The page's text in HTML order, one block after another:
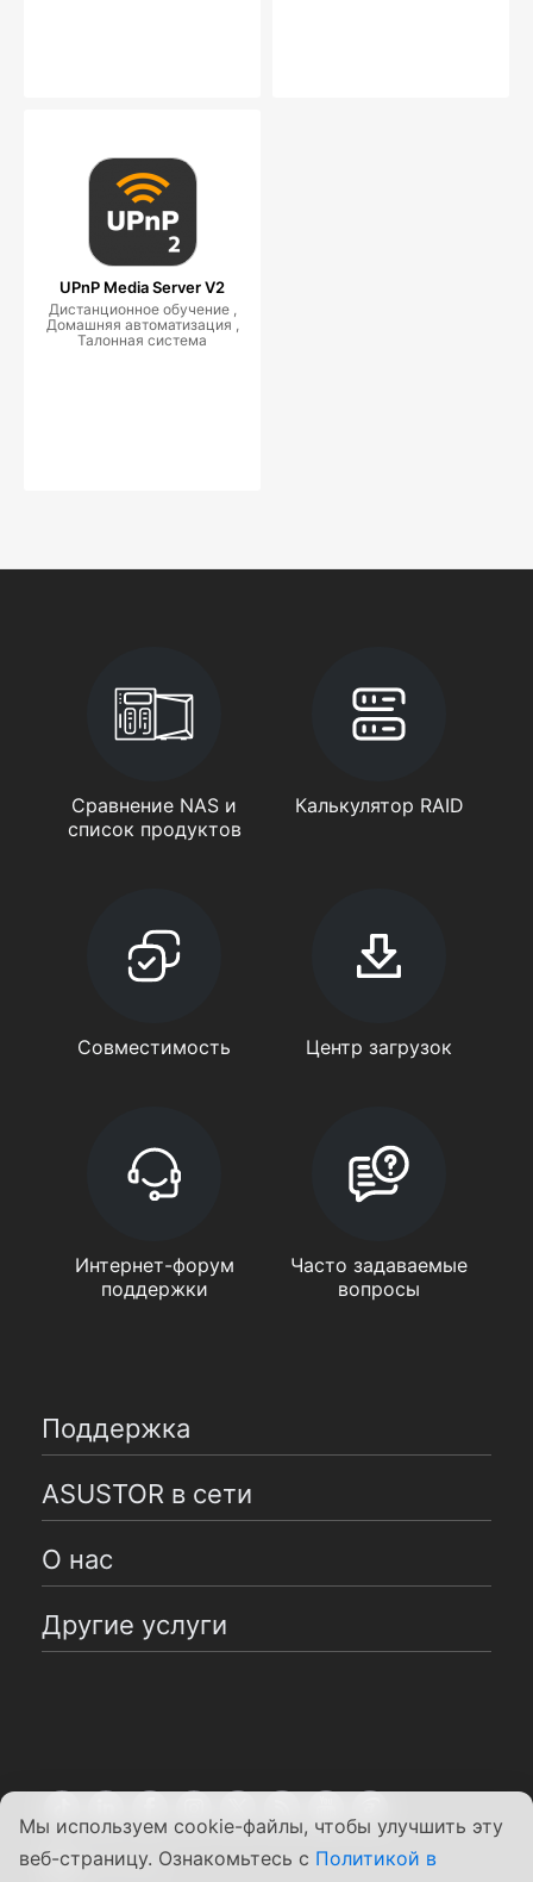
Мы используем cookie-файлы, чтобы улучшить эту
веб-страницу. Ознакомьтесь с Политикой в
UPnP Media Server V2
Дистанционное обучение ,
Домашняя автоматизация ,
Талонная система
Сравнение NAS и
список продуктов
Калькулятор RAID
Совместимость Центр загрузок
Интернет-форум
поддержки
Часто задаваемые
вопросы
Поддержка
ASUSTOR в сети
О нас
Другие услуги
Pусский